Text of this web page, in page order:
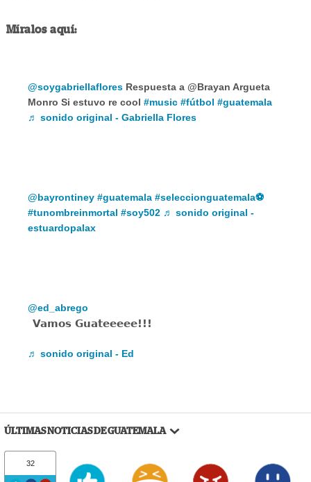
Míralos aquí:
@soygabriellaflores Respuesta a @Brayan Argueta
Monro Si estuvo re cool #music #fútbol #guatemala
♬ sonido original - Gabriella Flores
@bayrontiney #guatemala #seleccionguatemala⚽️
#tunombreinmortal #soy502 ♬ sonido original -
estuardopalax
@ed_abrego
Vamos Guateeeee!!!
♬ sonido original - Ed
ÚLTIMAS NOTICIAS DE GUATEMALA
32